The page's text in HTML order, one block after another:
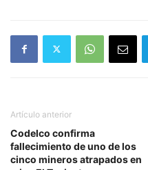
Artículo anterior
Codelco confirma
fallecimiento de uno de los
cinco mineros atrapados en